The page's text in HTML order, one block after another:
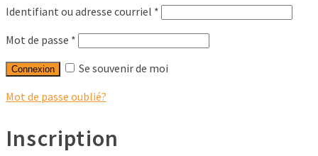
Identifiant ou adresse courriel *
Mot de passe *
Connexion
Se souvenir de moi
Mot de passe oublié?
Inscription